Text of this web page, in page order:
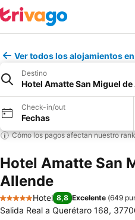
Ver todos los alojamientos
Destino
Hotel Amatte San Miguel
Check-in/out
Fechas
Cómo los pagos afectan nuestro
Hotel Amatte San
Allende
5 Estrellas
Hotel 8,8 Excelente (649
Salida Real a Querétaro 168,